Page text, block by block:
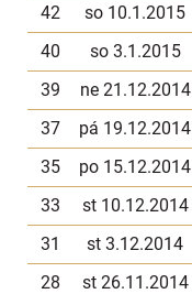
42
so 10.1.2015
40
so 3.1.2015
39
ne 21.12.2014
37
pá 19.12.2014
35
po 15.12.2014
33
st 10.12.2014
31
st 3.12.2014
28
st 26.11.2014